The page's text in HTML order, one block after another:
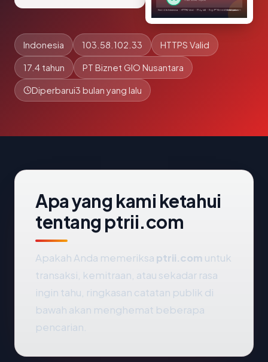
Indonesia 103.58.102.33 HTTPS Valid
17.4 tahun PT Biznet GIO Nusantara
Diperbarui3 bulan yang lalu
Apa yang kami ketahui
tentang ptrii.com
Apakah Anda memeriksa ptrii.com untuk
transaksi, kemitraan, atau sekadar rasa
ingin tahu, ringkasan catatan publik di
bawah akan menghemat beberapa
pencarian.